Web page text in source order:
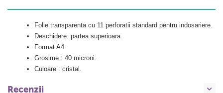
Folie transparenta cu 11 perforatii standard pentru indosariere.
Deschidere: partea superioara.
Format A4
Grosime : 40 microni.
Culoare : cristal.
Recenzii